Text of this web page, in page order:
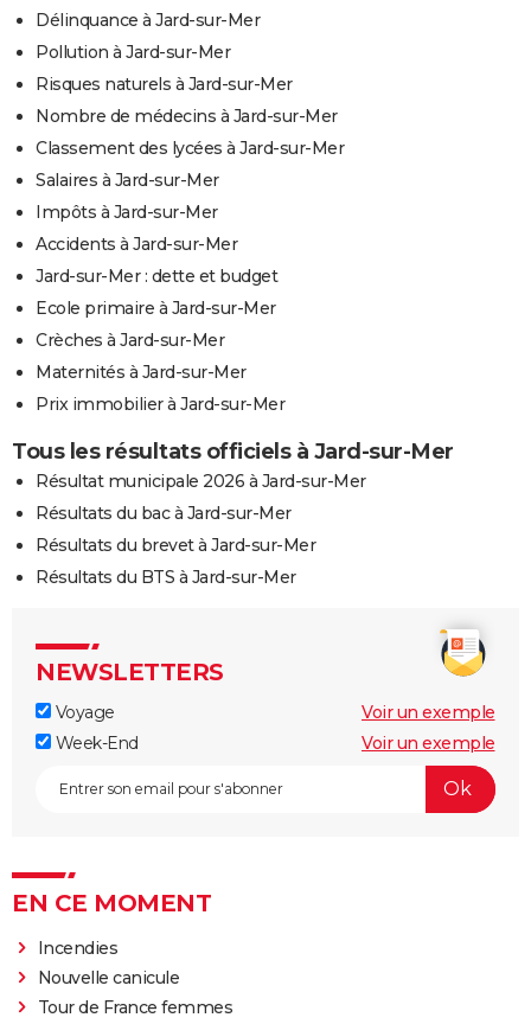
Délinquance à Jard-sur-Mer
Pollution à Jard-sur-Mer
Risques naturels à Jard-sur-Mer
Nombre de médecins à Jard-sur-Mer
Classement des lycées à Jard-sur-Mer
Salaires à Jard-sur-Mer
Impôts à Jard-sur-Mer
Accidents à Jard-sur-Mer
Jard-sur-Mer : dette et budget
Ecole primaire à Jard-sur-Mer
Crèches à Jard-sur-Mer
Maternités à Jard-sur-Mer
Prix immobilier à Jard-sur-Mer
Tous les résultats officiels à Jard-sur-Mer
Résultat municipale 2026 à Jard-sur-Mer
Résultats du bac à Jard-sur-Mer
Résultats du brevet à Jard-sur-Mer
Résultats du BTS à Jard-sur-Mer
NEWSLETTERS
Voyage
Voir un exemple
Week-End
Voir un exemple
EN CE MOMENT
Incendies
Nouvelle canicule
Tour de France femmes